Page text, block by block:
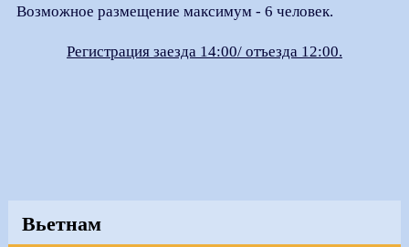
Возможное размещение максимум - 6 человек.
Регистрация заезда 14:00/ отъезда 12:00.
Вьетнам